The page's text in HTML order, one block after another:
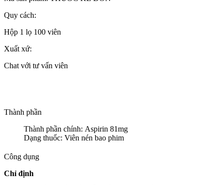
Quy cách:
Hộp 1 lọ 100 viên
Xuất xứ:
Chat với tư vấn viên
Thành phần
Thành phần chính: Aspirin 81mg
Dạng thuốc: Viên nén bao phim
Công dụng
Chỉ định